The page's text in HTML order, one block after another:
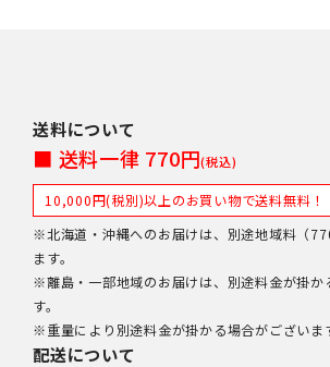
送料について
■ 送料一律 770円(税込)
10,000円(税別)以上のお買い物で送料無料！
※北海道・沖縄へのお届けは、別途地域料（
ます。
※離島・一部地域のお届けは、別途料金が掛か
す。
※重量により別途料金が掛かる場合がございま
配送について